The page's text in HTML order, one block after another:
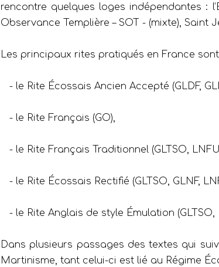
rencontre quelques loges indépendantes :
Observance Templière – SOT - (mixte), Saint
Les principaux rites pratiqués en France
- le Rite Écossais Ancien Accepté (GLDF,
- le Rite Français (GO),
- le Rite Français Traditionnel (GLTSO,
- le Rite Écossais Rectifié (GLTSO, GLNF,
- le Rite Anglais de style Émulation (GLTSO,
Dans plusieurs passages des textes qui
Martinisme, tant celui-ci est lié au Régime